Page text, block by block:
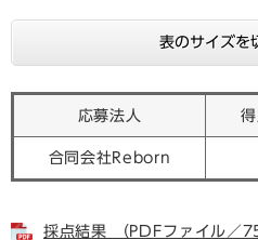
表のサイズを
応募法人
合同会社Reborn
採点結果 （PDFファイル／